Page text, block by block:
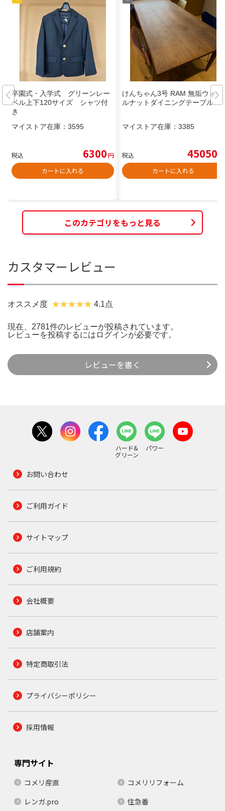
卒園式・入学式 グリーンレー
ベル上下120サイズ シャツ付
き
マイストア在庫： 3595
税込 6300円
カートに入れる
けんちゃん3号 RAM 無垢ウォー
ルナットダイニングテーブル
マイストア在庫： 3385
税込 45050
カートに入れる
このカテゴリをもっと見る
カスタマーレビュー
オススメ度 4.1点
現在、2781件のレビューが投稿されています。
レビューを投稿するには ログインが必要です。
レビューを書く
ハード&
グリーン
パワー
お問い合わせ
ご利用ガイド
サイトマップ
ご利用規約
会社概要
店舗案内
特定商取引法
プライバシーポリシー
採用情報
専門サイト
コメリ産直
コメリリフォーム
レンガ.pro
住急番